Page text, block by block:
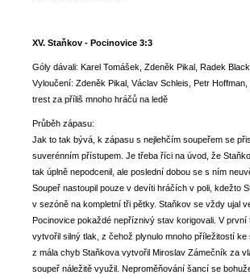
XV. Staňkov - Pocinovice 3:3
Góly dávali: Karel Tomášek, Zdeněk Pikal, Radek
Vyloučení: Zdeněk Pikal, Václav Schleis, Petr Hoffman,
trest za příliš mnoho hráčů na ledě
Průběh zápasu:
Jak to tak bývá, k zápasu s nejlehčím soupeřem se
suverénním přístupem. Je třeba říci na úvod, že
tak úplně nepodcenil, ale poslední dobou se s ním
Soupeř nastoupil pouze v devíti hráčích v poli, kdežto
v sezóně na kompletní tři pětky. Staňkov se vždy ujal
Pocinovice pokaždé nepříznivý stav korigovali. V první
vytvořil silný tlak, z čehož plynulo mnoho příležitostí
z mála chyb Staňkova vytvořil Miroslav Zámečník za
soupeř náležitě využil. Neproměňování šancí se